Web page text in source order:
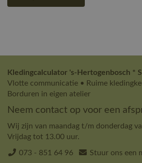
Kledingcalculator 's-Hertogenbosch *
Vlotte communicatie • Ruime
Borduren in eigen atelier
Neem contact op voor een
Wij zijn van maandag t/m donderdag
Vrijdag tot 13.00 uur.
073 - 851 64 96 Stuur ons een